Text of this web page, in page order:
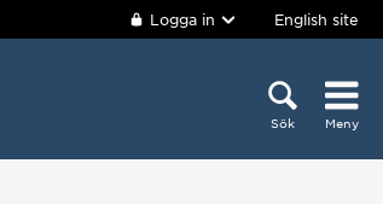
Logga in English site
Sök Meny